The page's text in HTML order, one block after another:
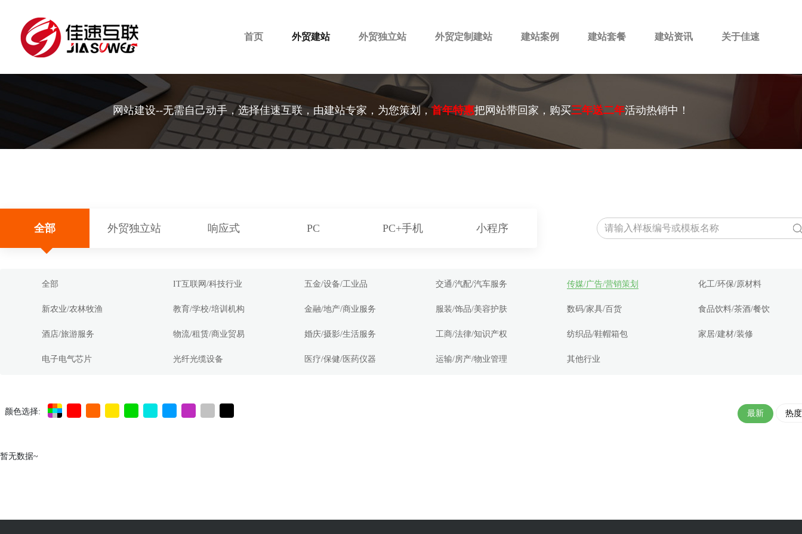
首页 外贸建站 外贸独立站 外贸定制建站 建站案例 建站套餐 建站资讯 关于佳速
网站建设--无需自己动手，选择佳速互联，由建站专家，为您策划，首年特惠把网站带回家，购买三年送二年活动热销中！
全部 外贸独立站 响应式 PC PC+手机 小程序
全部 IT互联网/科技行业 五金/设备/工业品 交通/汽配/汽车服务 传媒/广告/营销策划 化工/环保/原材料
新农业/农林牧渔 教育/学校/培训机构 金融/地产/商业服务 服装/饰品/美容护肤 数码/家具/百货 食品饮料/茶酒/餐饮
酒店/旅游服务 物流/租赁/商业贸易 婚庆/摄影/生活服务 工商/法律/知识产权 纺织品/鞋帽箱包 家居/建材/装修
电子电气芯片 光纤光缆设备 医疗/保健/医药仪器 运输/房产/物业管理 其他行业
颜色选择: 最新 热度
暂无数据~